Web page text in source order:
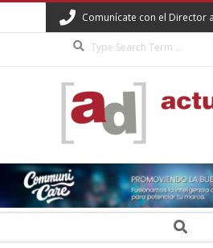
to
Comunícate con el Director
DIGITAL Search